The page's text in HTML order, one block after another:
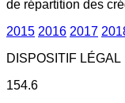
de répartition des
2015 2016 2017
DISPOSITIF LÉGAL
154.6